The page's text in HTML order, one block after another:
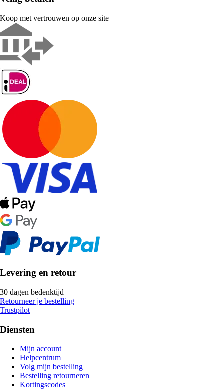
Koop met vertrouwen op onze site
Levering en retour
30 dagen bedenktijd
Retourneer je bestelling
Trustpilot
Diensten
Mijn account
Helpcentrum
Volg mijn bestelling
Bestelling retourneren
Kortingscodes